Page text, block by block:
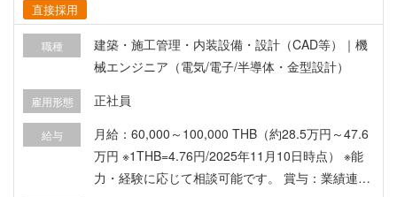
直接採用
職種
建築・施工管理・内装設備・設計（CAD等）｜機
械エンジニア（電気/電子/半導体・金型設計）
雇用形態 正社員
給与
月給：60,000～100,000 THB（約28.5万円～47.6
万円 ※1THB=4.76円/2025年11月10日時点） ※能
力・経験に応じて相談可能です。 賞与：業績連動